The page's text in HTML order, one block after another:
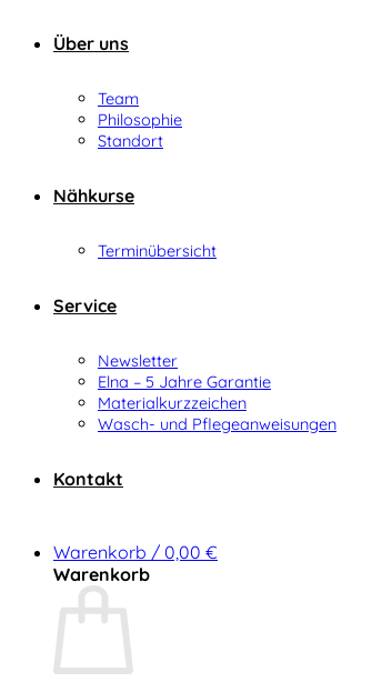
Über uns
Team
Philosophie
Standort
Nähkurse
Terminübersicht
Service
Newsletter
Elna – 5 Jahre Garantie
Materialkurzzeichen
Wasch- und Pflegeanweisungen
Kontakt
Warenkorb / 0,00 €
Warenkorb